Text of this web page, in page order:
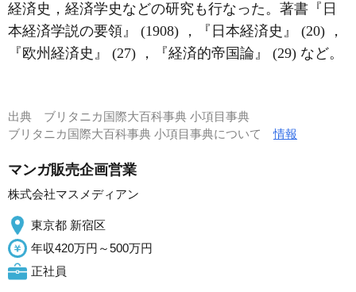
経済史，経済学史などの研究も行なった。著書『日
本経済学説の要領』 (1908) ，『日本経済史』 (20) ，
『欧州経済史』 (27) ，『経済的帝国論』 (29) など。
出典 ブリタニカ国際大百科事典 小項目事典
ブリタニカ国際大百科事典 小項目事典について情報
マンガ販売企画営業
株式会社マスメディアン
東京都 新宿区
年収420万円～500万円
正社員